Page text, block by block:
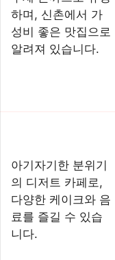
하며, 신촌에서 가
성비 좋은 맛집으로
알려져 있습니다.
아기자기한 분위기
의 디저트 카페로,
다양한 케이크와 음
료를 즐길 수 있습
니다.